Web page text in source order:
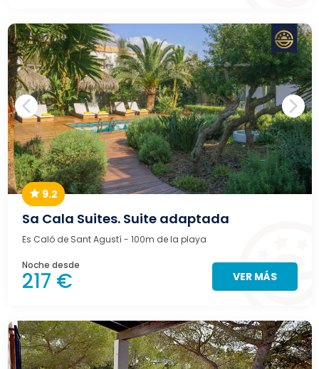
9.2
Sa Cala Suites. Suite adaptada
Es Caló de Sant Agustí- 100m de la playa
Noche desde
217 € VER MÁS